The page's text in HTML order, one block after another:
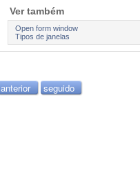
Ver também
Open form window
Tipos de janelas
anterior seguido